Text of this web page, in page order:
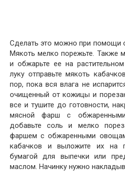
Сделать это можно при помощи
Мякоть мелко порежьте. Также
и обжарьте ее на
луку отправьте мякоть
пор, пока вся влага не
очищенный от кожицы и
все и тушите до готовности,
мясной фарш с
добавьте соль и мелко
фаршем с обжаренными
кабачков и выложите их на
бумагой для выпечки или
маслом. Начинку нужно